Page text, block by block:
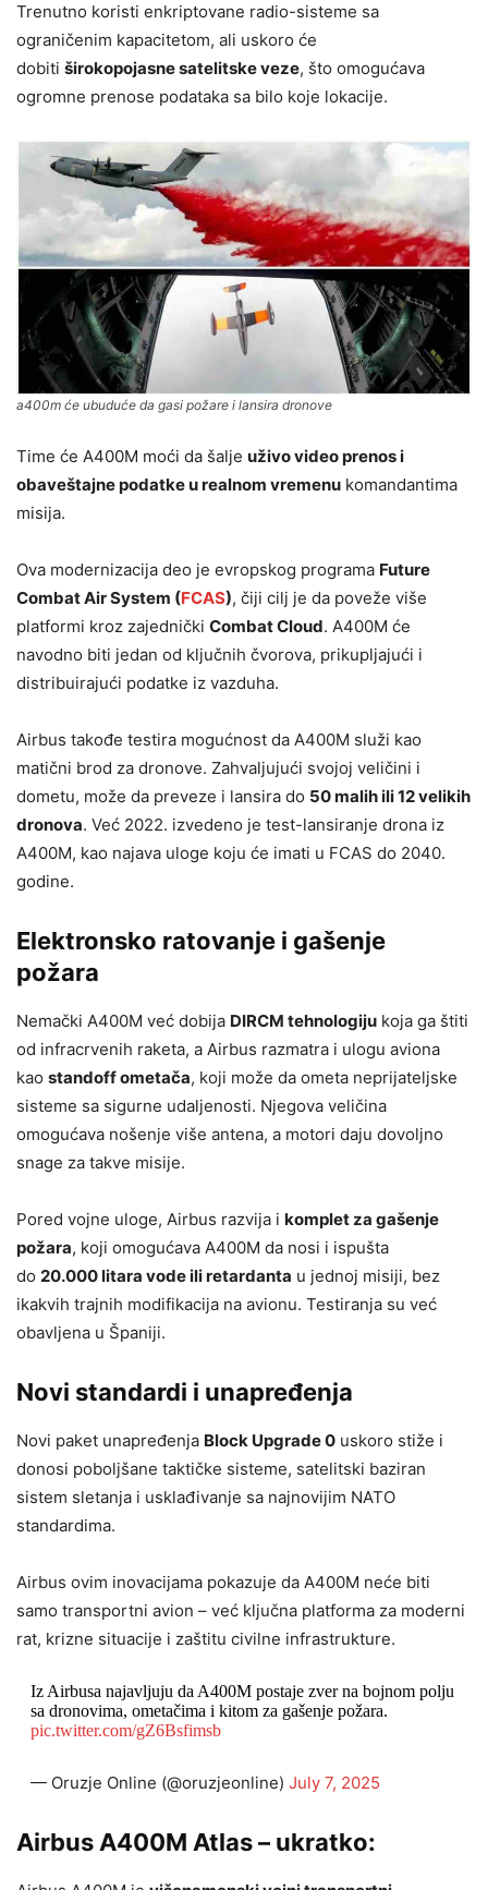
Trenutno koristi enkriptovane radio-sisteme sa
ograničenim kapacitetom, ali uskoro će
dobiti širokopojasne satelitske veze, što omogućava
ogromne prenose podataka sa bilo koje lokacije.
a400m će ubuduće da gasi požare i lansira dronove
Time će A400M moći da šalje uživo video prenos i
obaveštajne podatke u realnom vremenu komandantima
misija.
Ova modernizacija deo je evropskog programa Future
Combat Air System (FCAS), čiji cilj je da poveže više
platformi kroz zajednički Combat Cloud. A400M će
navodno biti jedan od ključnih čvorova, prikupljajući i
distribuirajući podatke iz vazduha.
Airbus takođe testira mogućnost da A400M služi kao
matični brod za dronove. Zahvaljujući svojoj veličini i
dometu, može da preveze i lansira do 50 malih ili 12 velikih
dronova. Već 2022. izvedeno je test-lansiranje drona iz
A400M, kao najava uloge koju će imati u FCAS do 2040.
godine.
Elektronsko ratovanje i gašenje
požara
Nemački A400M već dobija DIRCM tehnologiju koja ga štiti
od infracrvenih raketa, a Airbus razmatra i ulogu aviona
kao standoff ometača, koji može da ometa neprijateljske
sisteme sa sigurne udaljenosti. Njegova veličina
omogućava nošenje više antena, a motori daju dovoljno
snage za takve misije.
Pored vojne uloge, Airbus razvija i komplet za gašenje
požara, koji omogućava A400M da nosi i ispušta
do 20.000 litara vode ili retardanta u jednoj misiji, bez
ikakvih trajnih modifikacija na avionu. Testiranja su već
obavljena u Španiji.
Novi standardi i unapređenja
Novi paket unapređenja Block Upgrade 0 uskoro stiže i
donosi poboljšane taktičke sisteme, satelitski baziran
sistem sletanja i usklađivanje sa najnovijim NATO
standardima.
Airbus ovim inovacijama pokazuje da A400M neće biti
samo transportni avion – već ključna platforma za moderni
rat, krizne situacije i zaštitu civilne infrastrukture.
Iz Airbusa najavljuju da A400M postaje zver na bojnom polju
sa dronovima, ometačima i kitom za gašenje požara.
pic.twitter.com/gZ6Bsfimsb
— Oruzje Online (@oruzjeonline) July 7, 2025
Airbus A400M Atlas – ukratko: